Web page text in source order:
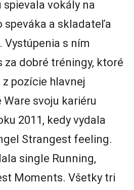
vokály na
speváka a skladateľa
Vystúpenia s ním
za dobré tréningy, ktoré
pozície hlavnej
svoju kariéru
2011, kedy vydala
Strangest feeling.
single Running,
Moments. Všetky tri